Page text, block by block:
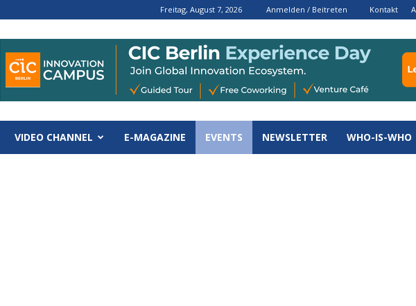
Freitag, August 7, 2026 Anmelden / Beitreten Kontakt
VIDEO CHANNEL E-MAGAZINE EVENTS NEWSLETTER WHO-IS-WHO